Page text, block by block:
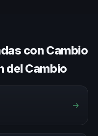
con Cambio
del Cambio
→